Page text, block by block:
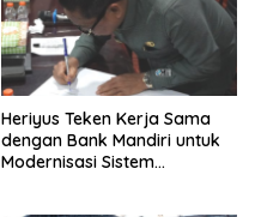
Heriyus Teken Kerja Sama
dengan Bank Mandiri untuk
Modernisasi Sistem